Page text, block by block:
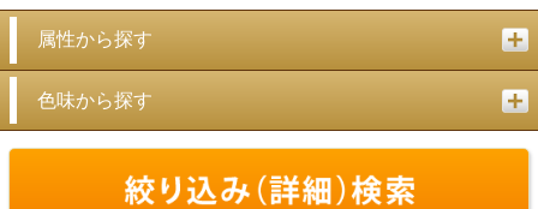
属性から探す
色味から探す